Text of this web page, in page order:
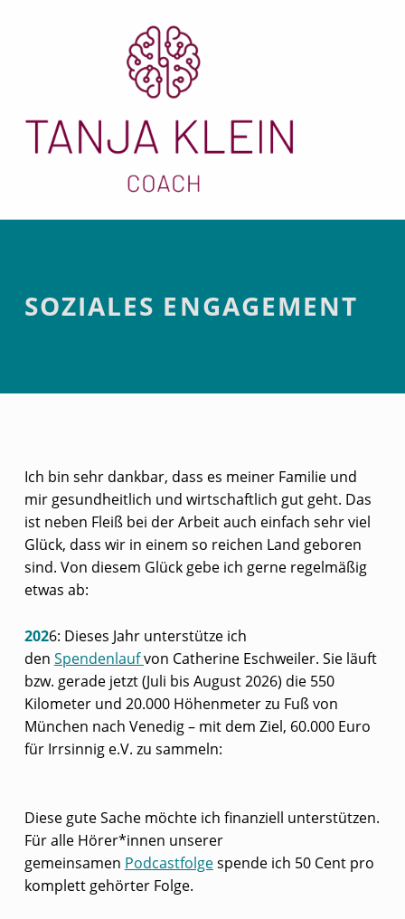
SOZIALES ENGAGEMENT
Ich bin sehr dankbar, dass es meiner Familie und
mir gesundheitlich und wirtschaftlich gut geht. Das
ist neben Fleiß bei der Arbeit auch einfach sehr viel
Glück, dass wir in einem so reichen Land geboren
sind. Von diesem Glück gebe ich gerne regelmäßig
etwas ab:
2026: Dieses Jahr unterstütze ich
den Spendenlaufvon Catherine Eschweiler. Sie läuft
bzw. gerade jetzt (Juli bis August 2026) die 550
Kilometer und 20.000 Höhenmeter zu Fuß von
München nach Venedig – mit dem Ziel, 60.000 Euro
für Irrsinnig e.V. zu sammeln:
Diese gute Sache möchte ich finanziell unterstützen.
Für alle Hörer*innen unserer
gemeinsamen Podcastfolgespende ich 50 Cent pro
komplett gehörter Folge.